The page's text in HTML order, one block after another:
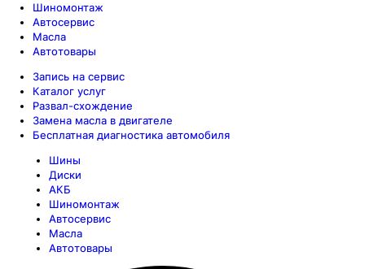
Шиномонтаж
Автосервис
Масла
Автотовары
Запись на сервис
Каталог услуг
Развал-схождение
Замена масла в двигателе
Бесплатная диагностика автомобиля
Шины
Диски
АКБ
Шиномонтаж
Автосервис
Масла
Автотовары